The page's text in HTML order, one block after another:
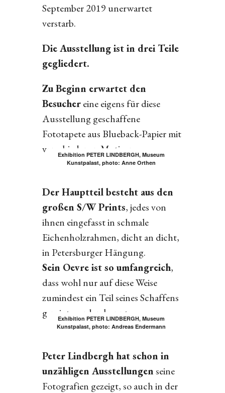
September 2019 unerwartet
verstarb.
Die Ausstellung ist in drei Teile
gegliedert.
Zu Beginn erwartet den
Besuchereine eigens für diese
Ausstellung geschaffene
Fototapete aus Blueback-Papier mit
verschiedenen Motiven.
Exhibition PETER LINDBERGH, Museum
Kunstpalast, photo: Anne Orthen
Der Hauptteil besteht aus den
großen S/W Prints, jedes von
ihnen eingefasst in schmale
Eichenholzrahmen, dicht an dicht,
in Petersburger Hängung.
Sein Oevre ist so umfangreich,
dass wohl nur auf diese Weise
zumindest ein Teil seines Schaffens
gezeigt werden konnte.
Exhibition PETER LINDBERGH, Museum
Kunstpalast, photo: Andreas Endermann
Peter Lindbergh hat schon in
unzähligen Ausstellungenseine
Fotografien gezeigt, so auch in der